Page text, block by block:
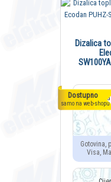
Dostupno
samo na web-shopu
Dizalica
Gotovina,
Visa,